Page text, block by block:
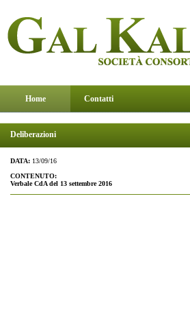
Home Contatti
Deliberazioni
DATA: 13/09/16
CONTENUTO:
Verbale CdA del 13 settembre 2016